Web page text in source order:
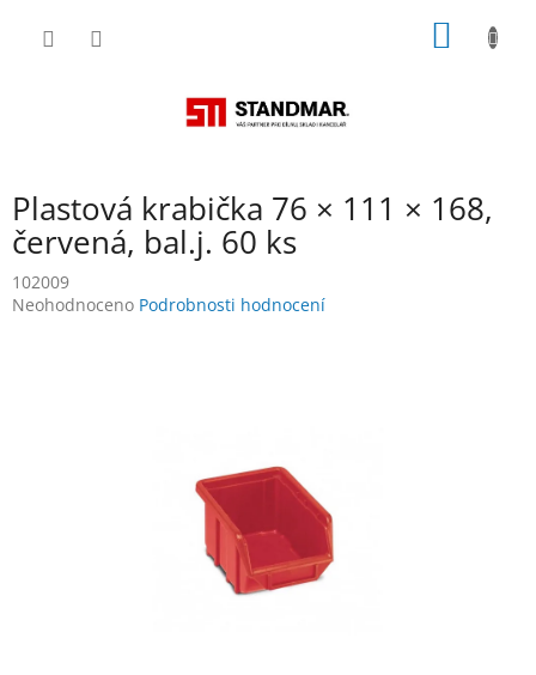
Plastová krabička 76 × 111 × 168,
červená, bal.j. 60 ks
102009
Průměrné
Neohodnoceno Podrobnosti hodnocení